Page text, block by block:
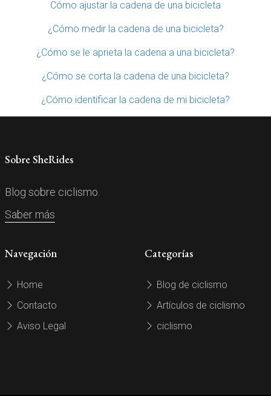
Cómo ajustar la cadena de una bicicleta
¿Cómo medir la cadena de una bicicleta?
¿Cómo se le aprieta la cadena a una bicicleta?
¿Cómo se corta la cadena de una bicicleta?
¿Cómo identificar la cadena de mi bicicleta?
Sobre SheRides
Blog sobre ciclismo.
Saber más
Navegación
Home
Contacto
Aviso Legal
Categorías
Blog de ciclismo
Artículos de ciclismo
ciclismo